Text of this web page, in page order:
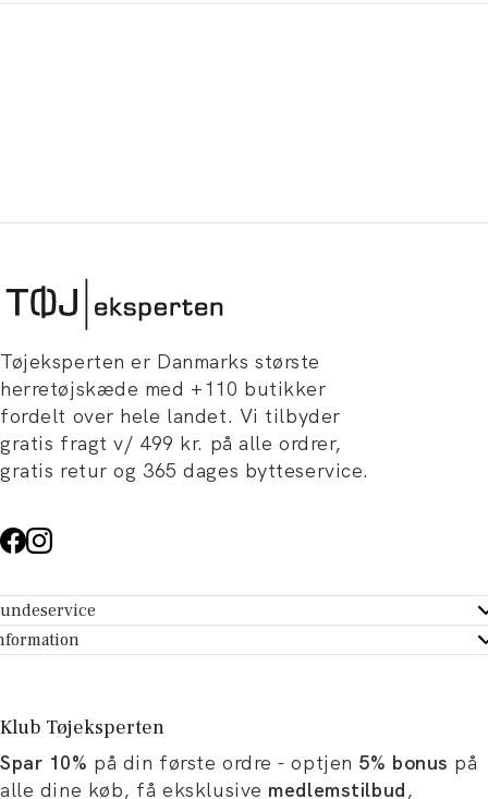
Tøjeksperten er Danmarks største
herretøjskæde med +110 butikker
fordelt over hele landet. Vi tilbyder
gratis fragt v/ 499 kr. på alle ordrer,
gratis retur og 365 dages bytteservice.
- Hjælpecenter
dit køb
Tøjeksperten
og artikler
Klub Tøjeksperten
Spar 10% på din første ordre - optjen 5% bonus på
alle dine køb, få eksklusive medlemstilbud,